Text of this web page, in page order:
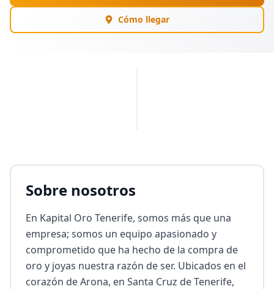
Cómo llegar
Sobre nosotros
En Kapital Oro Tenerife, somos más que una
empresa; somos un equipo apasionado y
comprometido que ha hecho de la compra de
oro y joyas nuestra razón de ser. Ubicados en el
corazón de Arona, en Santa Cruz de Tenerife,